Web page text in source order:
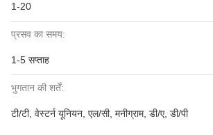
1-20
प्रसव का समय:
1-5 सप्ताह
भुगतान की शर्तें:
टी/टी, वेस्टर्न यूनियन, एल/सी, मनीग्राम, डी/ए, डी/पी